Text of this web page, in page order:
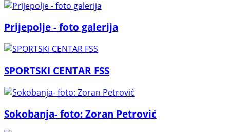
Prijepolje - foto galerija
SPORTSKI CENTAR FSS
Sokobanja- foto: Zoran Petrović